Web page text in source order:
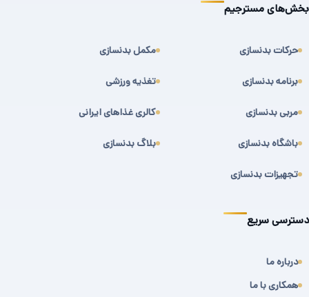
بخش‌های مسترجیم
حرکات بدنسازی
برنامه بدنسازی
مربی بدنسازی
باشگاه بدنسازی
تجهیزات بدنسازی
مکمل بدنسازی
تغذیه ورزشی
کالری غذاهای ایرانی
بلاگ بدنسازی
دسترسی سریع
درباره ما
همکاری با ما